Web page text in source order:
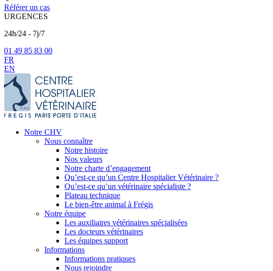
Référer un cas
URGENCES
24h/24 - 7j/7
01 49 85 83 00
FR
EN
Notre CHV
Nous connaître
Notre histoire
Nos valeurs
Notre charte d’engagement
Qu’est-ce qu’un Centre Hospitalier Vétérinaire ?
Qu’est-ce qu’un vétérinaire spécialiste ?
Plateau technique
Le bien-être animal à Frégis
Notre équipe
Les auxiliaires vétérinaires spécialisées
Les docteurs vétérinaires
Les équipes support
Informations
Informations pratiques
Nous rejoindre